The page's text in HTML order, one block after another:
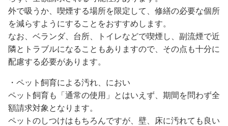
外で吸うか、喫煙する場所を限定して、修繕の必要な個所
を減らすようにすることをおすすめします。
なお、ベランダ、台所、トイレなどで喫煙し、副流煙で近
隣とトラブルになることもありますので、その点も十分に
配慮する必要があります。
・ペット飼育による汚れ、におい
ペット飼育も「通常の使用」とはいえず、期間を問わず全
額請求対象となります。
ペットのしつけはもちろんですが、壁、床に汚れても良い